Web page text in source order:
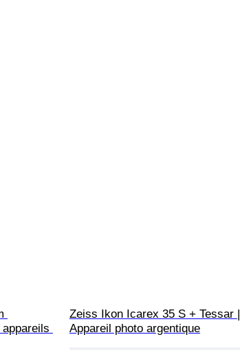
Zeiss Ikon Icarex 35 S + Tessar |
Appareil photo argentique